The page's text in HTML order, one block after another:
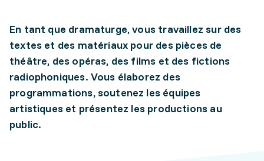
En tant que dramaturge, vous travaillez sur des
textes et des matériaux pour des pièces de
théâtre, des opéras, des films et des fictions
radiophoniques. Vous élaborez des
programmations, soutenez les équipes
artistiques et présentez les productions au
public.